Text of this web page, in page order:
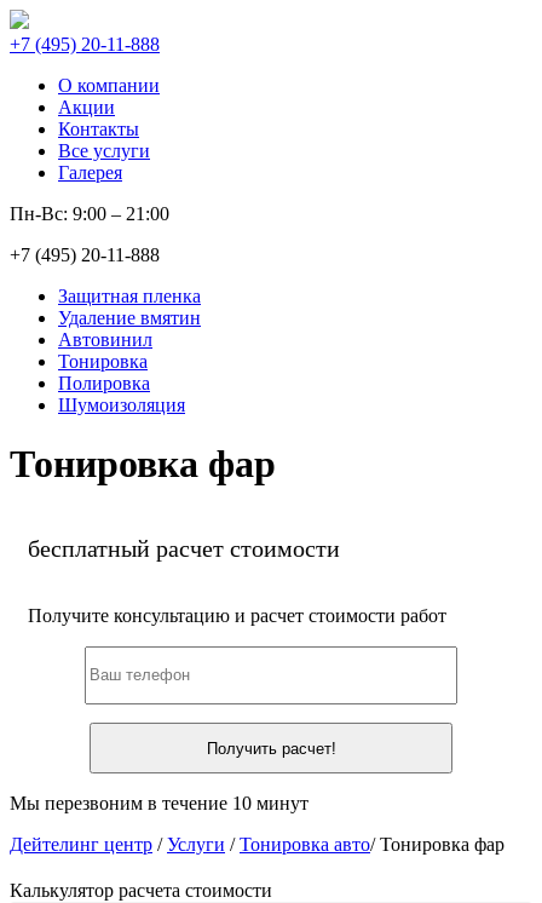
+7 (495) 20-11-888
О компании
Акции
Контакты
Все услуги
Галерея
Пн-Вс: 9:00 – 21:00
+7 (495) 20-11-888
Защитная пленка
Удаление вмятин
Автовинил
Тонировка
Полировка
Шумоизоляция
Тонировка фар
бесплатный расчет стоимости
Получите консультацию и расчет стоимости работ
Мы перезвоним в течение 10 минут
Дейтелинг центр / Услуги / Тонировка авто/Тонировка фар
Калькулятор расчета стоимости